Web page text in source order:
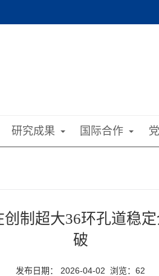
研究成果 国际合作
制超大36环孔道稳
破
发布日期： 2026-04-02 浏览： 62